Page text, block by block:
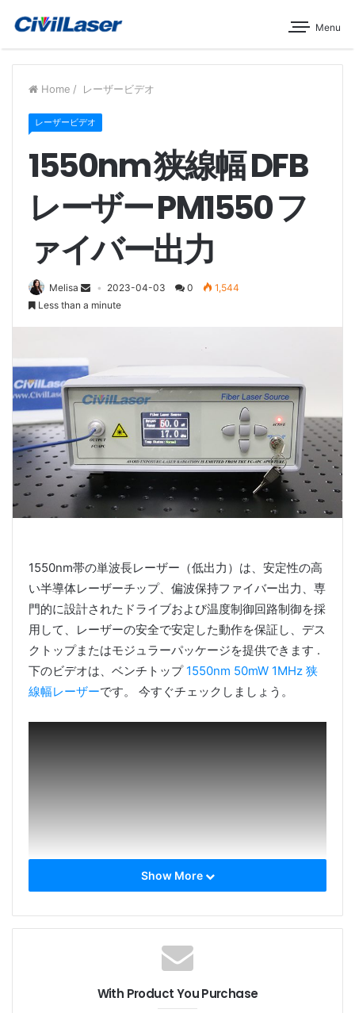
Menu
Home / レーザービデオ
レーザービデオ
1550nm 狭線幅 DFB
レーザー PM1550 フ
ァイバー出力
Melisa 2023-04-03 0
1,544
Less than a minute
1550nm帯の単波長レーザー（低出力）は、安定性の高
い半導体レーザーチップ、偏波保持ファイバー出力、専
門的に設計されたドライブおよび温度制御回路制御を採
用して、レーザーの安全で安定した動作を保証し、デス
クトップまたはモジュラーパッケージを提供できます .
下のビデオは、ベンチトップ1550nm 50mW 1MHz 狭
線幅レーザーです。 今すぐチェックしましょう。
1550nm 50mW ファイバーレーザーです。 出力電力は
満のスペクトル広帯域を備えた狭線幅レーザーであり、
Show More
With Product You Purchase